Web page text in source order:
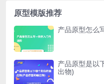
原型模版推荐
产品原型怎么
产品原型是以
出物)